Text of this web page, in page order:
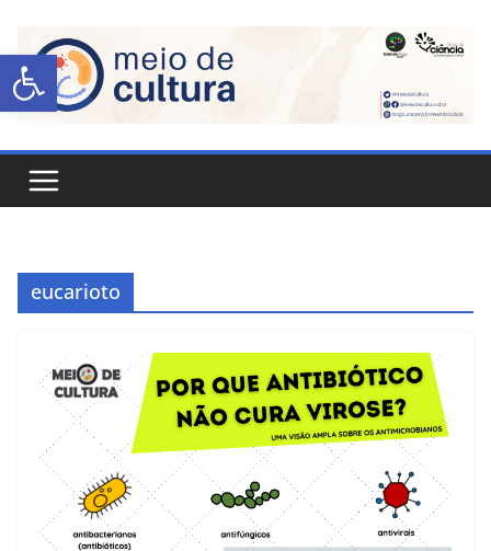
Abrir a barra de ferramentas
eucarioto